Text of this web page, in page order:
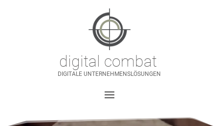
digital combat
DIGITALE UNTERNEHMENSLÖSUNGEN
Video-